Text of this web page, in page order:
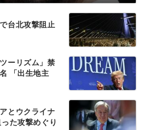
台北攻撃阻止
ーリズム」禁
「出生地主
とウクライナ
た攻撃めぐり